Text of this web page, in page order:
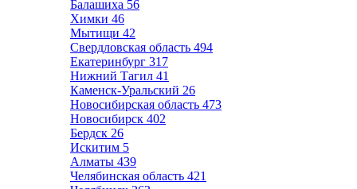
Балашиха 56
Химки 46
Мытищи 42
Свердловская область 494
Екатеринбург 317
Нижний Тагил 41
Каменск-Уральский 26
Новосибирская область 473
Новосибирск 402
Бердск 26
Искитим 5
Алматы 439
Челябинская область 421